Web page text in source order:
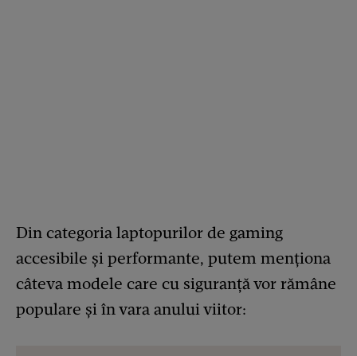
Din categoria laptopurilor de gaming
accesibile și performante, putem menționa
câteva modele care cu siguranță vor rămâne
populare și în vara anului viitor: